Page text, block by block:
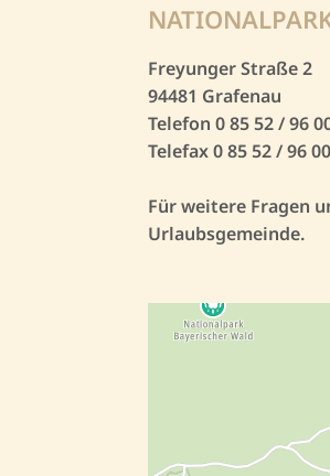
Freyunger Straße 2
94481 Grafenau
Telefon 0 85 52 / 96
Telefax 0 85 52 / 96
Für weitere Fragen
Urlaubsgemeinde.